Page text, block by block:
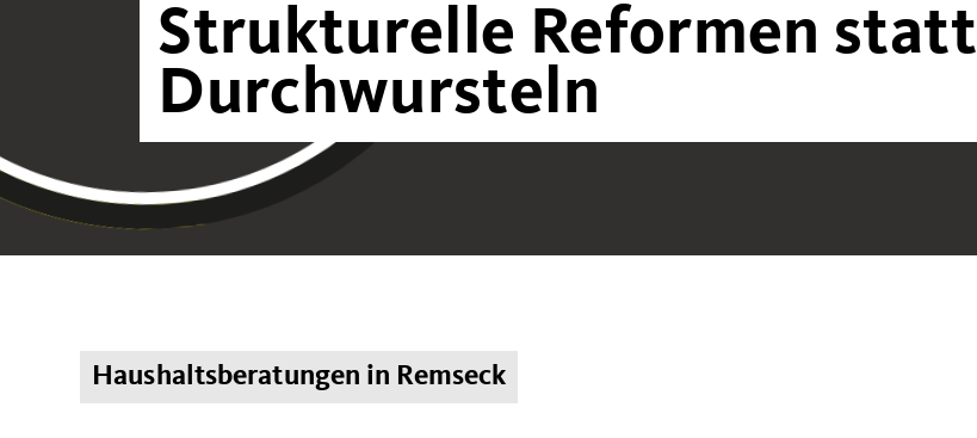
Strukturelle Reformen statt
Durchwursteln
Haushaltsberatungen in Remseck